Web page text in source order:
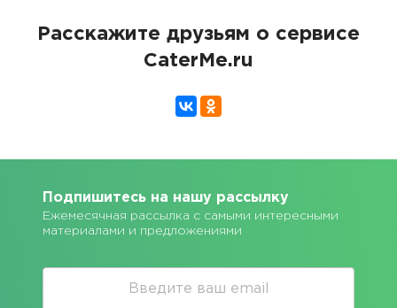
Расскажите друзьям о сервисе
CaterMe.ru
Подпишитесь на нашу рассылку
Ежемесячная рассылка с самыми интересными
материалами и предложениями